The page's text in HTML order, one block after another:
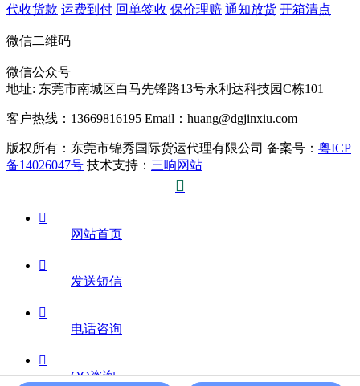
代收货款 运费到付 回单签收 保价理赔 通知放货 开箱清点
微信二维码
微信公众号
地址: 东莞市南城区白马先锋路13号永利达科技园C栋101
客户热线：13669816195 Email：huang@dgjinxiu.com
版权所有：东莞市锦秀国际货运代理有限公司 备案号： 粤ICP
备14026047号 技术支持： 三响网站


网站首页

发送短信

电话咨询

QQ咨询